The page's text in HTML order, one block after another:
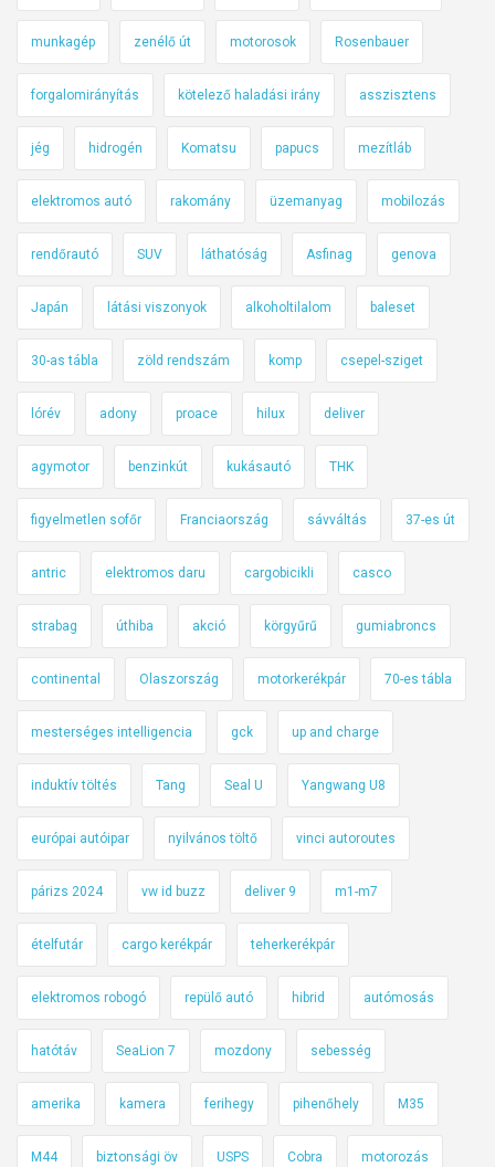
munkagép zenélő út motorosok Rosenbauer
forgalomirányítás kötelező haladási irány asszisztens
jég hidrogén Komatsu papucs mezítláb
elektromos autó rakomány üzemanyag mobilozás
rendőrautó SUV láthatóság Asfinag genova
Japán látási viszonyok alkoholtilalom baleset
30-as tábla zöld rendszám komp csepel-sziget
lórév adony proace hilux deliver
agymotor benzinkút kukásautó THK
figyelmetlen sofőr Franciaország sávváltás 37-es út
antric elektromos daru cargobicikli casco
strabag úthiba akció körgyűrű gumiabroncs
continental Olaszország motorkerékpár 70-es tábla
mesterséges intelligencia gck up and charge
induktív töltés Tang Seal U Yangwang U8
európai autóipar nyilvános töltő vinci autoroutes
párizs 2024 vw id buzz deliver 9 m1-m7
ételfutár cargo kerékpár teherkerékpár
elektromos robogó repülő autó hibrid autómosás
hatótáv SeaLion 7 mozdony sebesség
amerika kamera ferihegy pihenőhely M35
M44 biztonsági öv USPS Cobra motorozás